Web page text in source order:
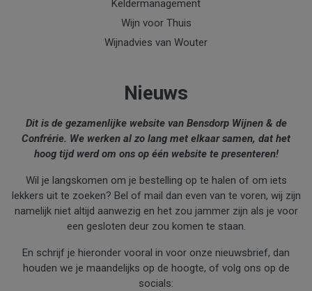
Keldermanagement
Wijn voor Thuis
Wijnadvies van Wouter
Nieuws
Dit is de gezamenlijke website van Bensdorp Wijnen & de
Confrérie. We werken al zo lang met elkaar samen, dat het
hoog tijd werd om ons op één website te presenteren!
Wil je langskomen om je bestelling op te halen of om iets
lekkers uit te zoeken? Bel of mail dan even van te voren, wij zijn
namelijk niet altijd aanwezig en het zou jammer zijn als je voor
een gesloten deur zou komen te staan.
En schrijf je hieronder vooral in voor onze nieuwsbrief, dan
houden we je maandelijks op de hoogte, of volg ons op de
socials: